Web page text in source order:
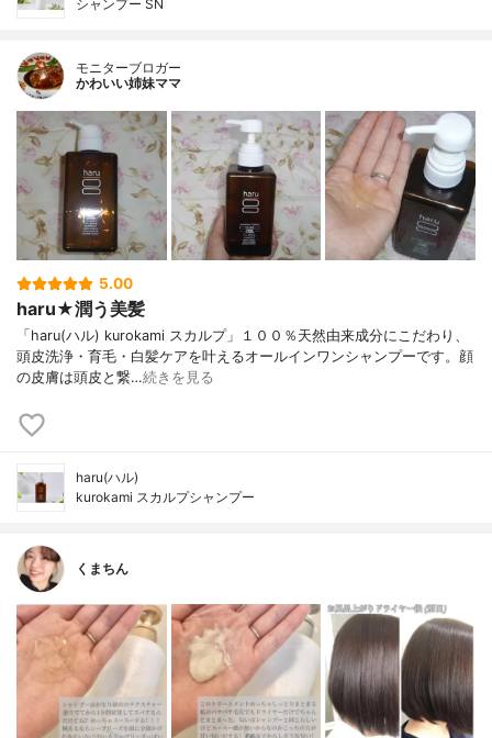
シャンプー SN
モニターブロガー
かわいい姉妹ママ
5.00
haru★潤う美髪
「haru(ハル) kurokami スカルプ」１００％天然由来成分にこだわり、
頭皮洗浄・育毛・白髪ケアを叶えるオールインワンシャンプーです。顔
の皮膚は頭皮と繋…続きを見る
haru(ハル)
kurokami スカルプシャンプー
くまちん